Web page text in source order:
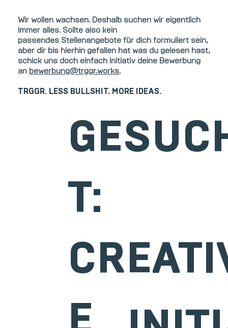
Wir wollen wachsen. Deshalb suchen wir eigentlich
immer alles. Sollte also kein
passendes Stellenangebote für dich formuliert sein,
aber dir bis hierhin gefallen hat was du gelesen hast,
schick uns doch einfach initiativ deine Bewerbung
an bewerbung@trggr.works.
TRGGR. LESS BULLSHIT. MORE IDEAS.
T: